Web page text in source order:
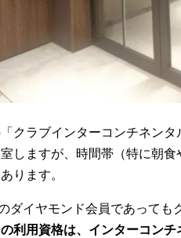
クラブインターコンチネン
しますが、時間帯（特に朝
ります。
ダイヤモンド会員であっても
利用資格は、インターコン